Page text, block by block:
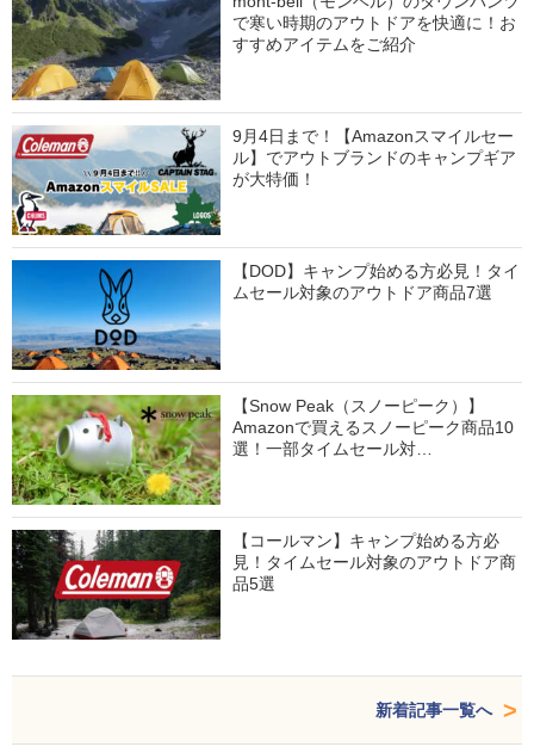
で寒い時期のアウトドアを快適に！お
すすめアイテムをご紹介
9月4日まで！【Amazonスマイルセー
ル】でアウトブランドのキャンプギア
が大特価！
【DOD】キャンプ始める方必見！タイ
ムセール対象のアウトドア商品7選
【Snow Peak（スノーピーク）】
Amazonで買えるスノーピーク商品10
選！一部タイムセール対…
【コールマン】キャンプ始める方必
見！タイムセール対象のアウトドア商
品5選
新着記事一覧へ